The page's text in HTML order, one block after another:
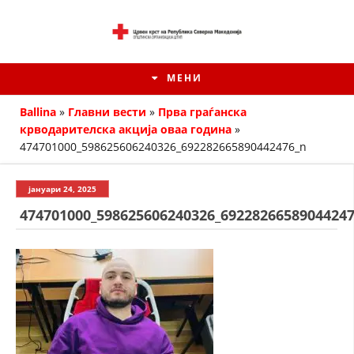
МЕНИ
ИСТОРИЈАТ НА ЦКРМ
ИСТОРИЈАТ НА ДВИЖЕЊЕТО
Ballina » Главни вести » Прва граѓанска
крводарителска акција оваа година »
474701000_598625606240326_692282665890442476_n
јануари 24, 2025